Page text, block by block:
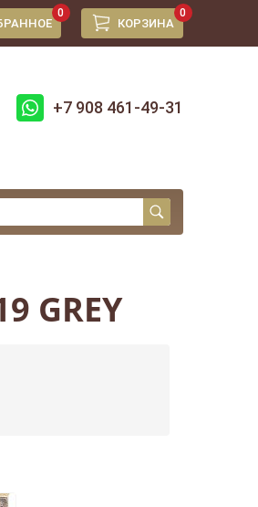
0
КОРЗИНА
0
+7 908 461-49-31
GREY